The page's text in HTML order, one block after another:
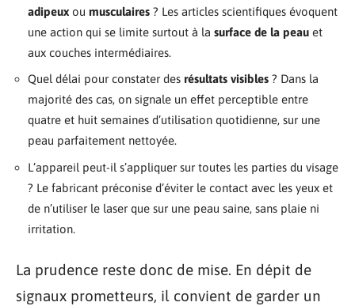
adipeux ou musculaires ? Les articles scientifiques évoquent
une action qui se limite surtout à la surface de la peau et
aux couches intermédiaires.
Quel délai pour constater des résultats visibles ? Dans la
majorité des cas, on signale un effet perceptible entre
quatre et huit semaines d’utilisation quotidienne, sur une
peau parfaitement nettoyée.
L’appareil peut-il s’appliquer sur toutes les parties du visage
? Le fabricant préconise d’éviter le contact avec les yeux et
de n’utiliser le laser que sur une peau saine, sans plaie ni
irritation.
La prudence reste donc de mise. En dépit de
signaux prometteurs, il convient de garder un